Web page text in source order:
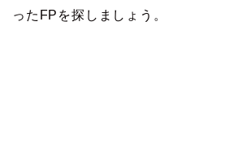
ったFPを探しましょう。